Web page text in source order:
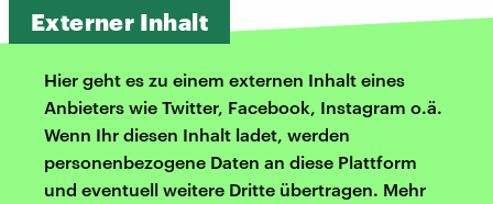
Externer Inhalt
Hier geht es zu einem externen Inhalt eines
Anbieters wie Twitter, Facebook, Instagram o.ä.
Wenn Ihr diesen Inhalt ladet, werden
personenbezogene Daten an diese Plattform
und eventuell weitere Dritte übertragen. Mehr